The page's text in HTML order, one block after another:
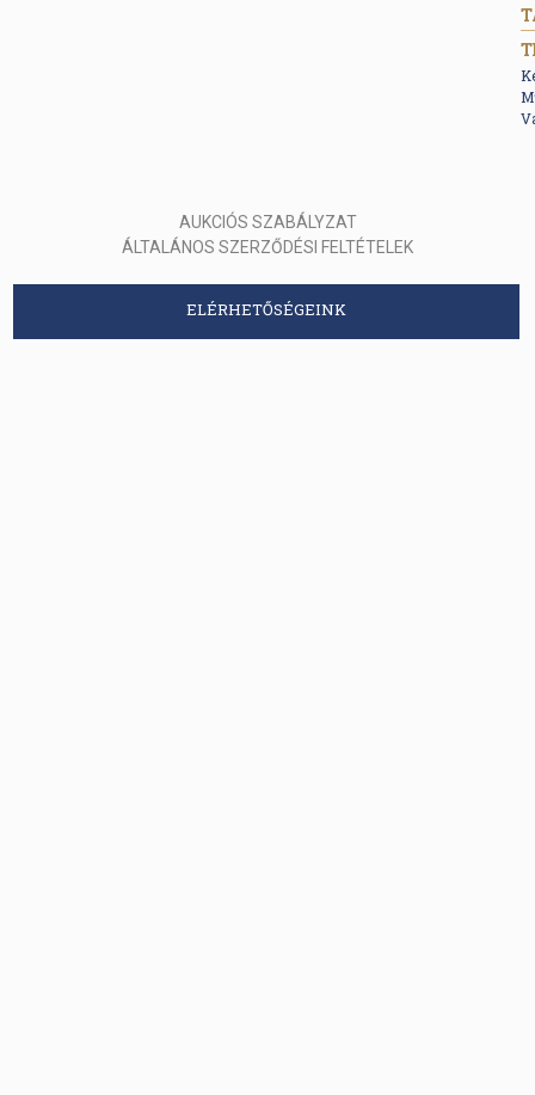
AUKCIÓS SZABÁLYZAT
ÁLTALÁNOS SZERZŐDÉSI FELTÉTELEK
ELÉRHETŐSÉGEINK